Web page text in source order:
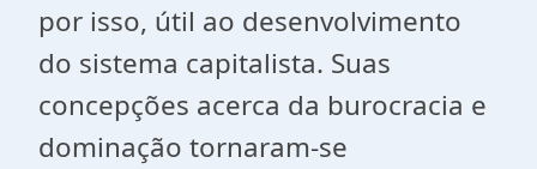
por isso, útil ao desenvolvimento
do sistema capitalista. Suas
concepções acerca da burocracia e
dominação tornaram-se